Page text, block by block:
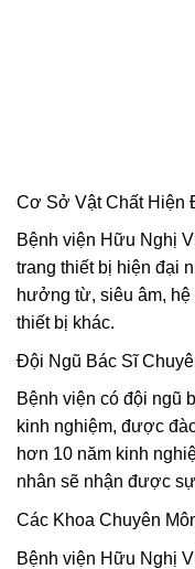
Cơ Sở Vật Chất Hiện
Bệnh viện Hữu Nghị
trang thiết bị hiện đại
hưởng từ, siêu âm,
thiết bị khác.
Đội Ngũ Bác Sĩ
Bệnh viện có đội ngũ
kinh nghiệm, được
hơn 10 năm kinh
nhân sẽ nhận được
Các Khoa Chuyên
Bệnh viện Hữu Nghị